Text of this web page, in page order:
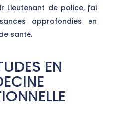
Lieutenant de police, j’ai
approfondies en
santé.
EN